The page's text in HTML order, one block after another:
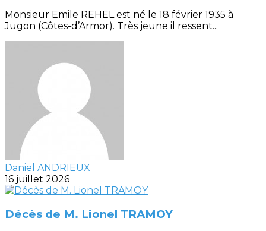
Monsieur Emile REHEL est né le 18 février 1935 à
Jugon (Côtes-d’Armor). Très jeune il ressent...
Daniel ANDRIEUX
16 juillet 2026
Décès de M. Lionel TRAMOY